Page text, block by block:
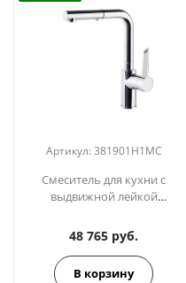
Артикул: 381901H1MC
Смеситель для кухни с
выдвижной лейкой
48 765 руб.
В корзину